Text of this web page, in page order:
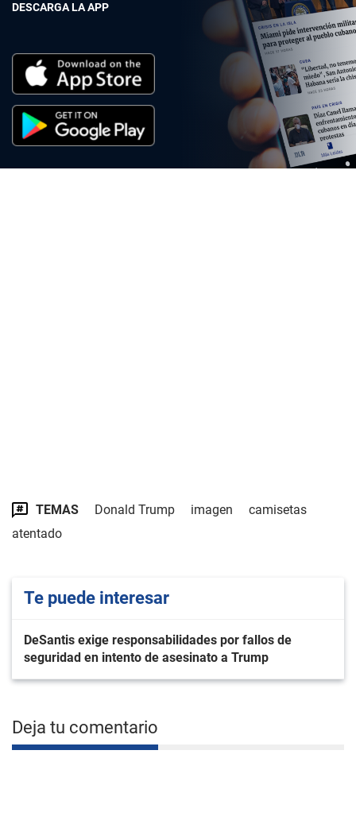
DESCARGA LA APP
TEMAS Donald Trump imagen
camisetas
atentado
Te puede interesar
DeSantis exige responsabilidades por fallos de
seguridad en intento de asesinato a Trump
Deja tu comentario